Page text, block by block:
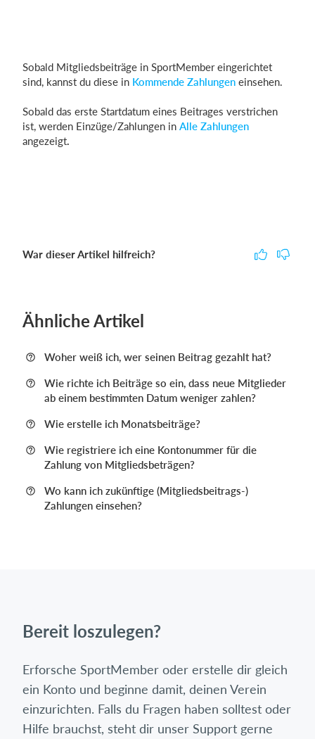
Sobald Mitgliedsbeiträge in SportMember eingerichtet
sind, kannst du diese in Kommende Zahlungen einsehen.
Sobald das erste Startdatum eines Beitrages verstrichen
ist, werden Einzüge/Zahlungen in Alle Zahlungen
angezeigt
War dieser Artikel hilfreich?
Ähnliche Artikel
Woher weiß ich, wer seinen Beitrag gezahlt hat?
Wie richte ich Beiträge so ein, dass neue Mitglieder
ab einem bestimmten Datum weniger zahlen?
Wie erstelle ich Monatsbeiträge?
Wie registriere ich eine Kontonummer für die
Zahlung von Mitgliedsbeträgen?
Wo kann ich zukünftige (Mitgliedsbeitrags-)
Zahlungen einsehen?
Bereit loszulegen?
Erforsche SportMember oder erstelle dir gleich
ein Konto und beginne damit, deinen Verein
einzurichten. Falls du Fragen haben solltest oder
Hilfe brauchst, steht dir unser Support gerne